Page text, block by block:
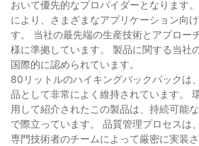
おいて優先的なプロバイダーとなります
により、さまざまなアプリケーション向
す。 当社の最先端の生産技術とアプロー
様に準拠しています。 製品に関する当社
国際的に認められています。
80リットルのハイキングバックパックは
品として非常によく維持されています。
用して紹介されたこの製品は、持続可能
で際立っています。 品質管理プロセスは
専門技術者のチームによって厳密に実装